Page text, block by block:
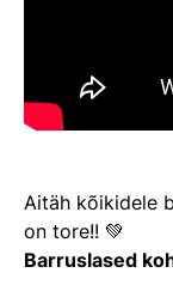
Aitäh kõikidele
on tore!! 💚
Barruslased